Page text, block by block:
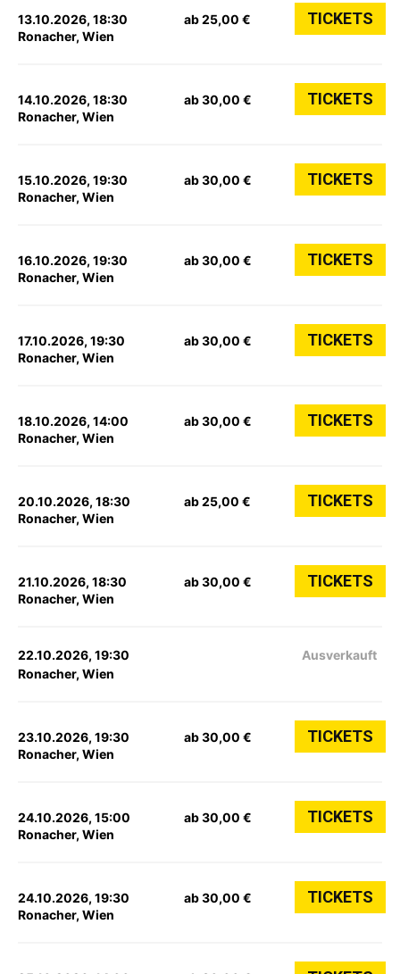
13.10.2026, 18:30
Ronacher, Wien
ab 25,00 € TICKETS
14.10.2026, 18:30
Ronacher, Wien
ab 30,00 € TICKETS
15.10.2026, 19:30
Ronacher, Wien
ab 30,00 € TICKETS
16.10.2026, 19:30
Ronacher, Wien
ab 30,00 € TICKETS
17.10.2026, 19:30
Ronacher, Wien
ab 30,00 € TICKETS
18.10.2026, 14:00
Ronacher, Wien
ab 30,00 € TICKETS
20.10.2026, 18:30
Ronacher, Wien
ab 25,00 € TICKETS
21.10.2026, 18:30
Ronacher, Wien
ab 30,00 € TICKETS
22.10.2026, 19:30
Ronacher, Wien
Ausverkauft
23.10.2026, 19:30
Ronacher, Wien
ab 30,00 € TICKETS
24.10.2026, 15:00
Ronacher, Wien
ab 30,00 € TICKETS
24.10.2026, 19:30
Ronacher, Wien
ab 30,00 € TICKETS